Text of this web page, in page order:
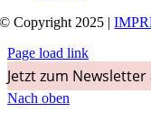
© Copyright 2025 |
Page load link
Jetzt zum
Nach oben